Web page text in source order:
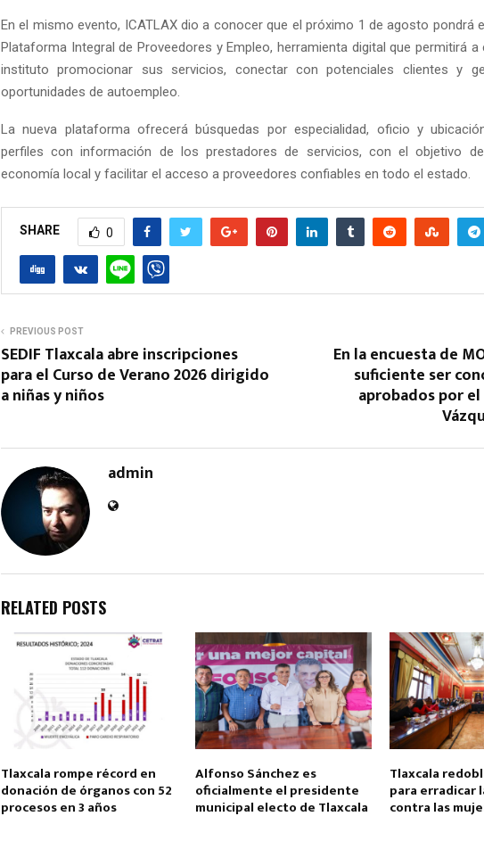
En el mismo evento, ICATLAX dio a conocer que el próximo 1 de agosto pondrá
Plataforma Integral de Proveedores y Empleo, herramienta digital que permitirá a
instituto promocionar sus servicios, conectar con potenciales clientes y
oportunidades de autoempleo.
La nueva plataforma ofrecerá búsquedas por especialidad, oficio y
perfiles con información de los prestadores de servicios, con el objetivo
economía local y facilitar el acceso a proveedores confiables en todo el estado.
SHARE 0
PREVIOUS POST
SEDIF Tlaxcala abre inscripciones
para el Curso de Verano 2026 dirigido
a niñas y niños
En la encuesta de
suficiente ser
aprobados por
admin
RELATED POSTS
Tlaxcala rompe récord en
donación de órganos con 52
procesos en 3 años
Alfonso Sánchez es
oficialmente el presidente
municipal electo de Tlaxcala
Tlaxcala
para erradicar
contra las